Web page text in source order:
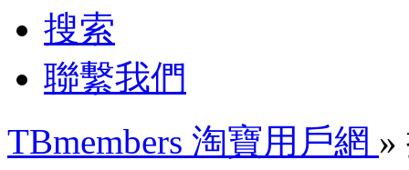
搜索
聯繫我們
TBmembers 淘寶用戶網 »